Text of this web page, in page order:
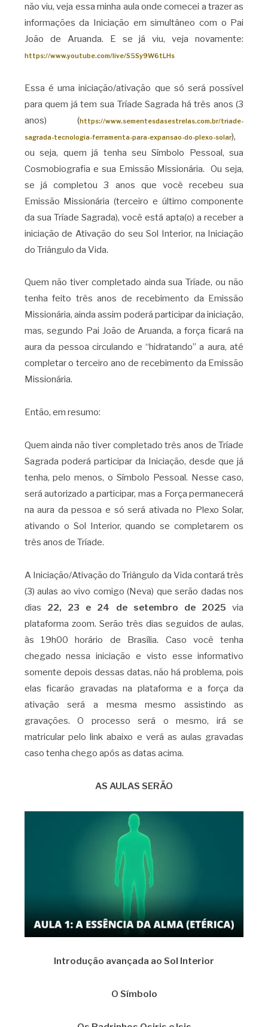
não viu, veja essa minha aula onde comecei a trazer as
informações da Iniciação em simultâneo com o Pai
João de Aruanda. E se já viu, veja novamente:
https://www.youtube.com/live/S5Sy9W6tLHs
Essa é uma iniciação/ativação que só será possível
para quem já tem sua Tríade Sagrada há três anos (3
anos) (https://www.sementesdasestrelas.com.br/triade-
sagrada-tecnologia-ferramenta-para-expansao-do-plexo-solar),
ou seja, quem já tenha seu Símbolo Pessoal, sua
Cosmobiografia e sua Emissão Missionária. Ou seja,
se já completou 3 anos que você recebeu sua
Emissão Missionária (terceiro e último componente
da sua Tríade Sagrada), você está apta(o) a receber a
iniciação de Ativação do seu Sol Interior, na Iniciação
do Triângulo da Vida.
Quem não tiver completado ainda sua Tríade, ou não
tenha feito três anos de recebimento da Emissão
Missionária, ainda assim poderá participar da iniciação,
mas, segundo Pai João de Aruanda, a força ficará na
aura da pessoa circulando e “hidratando” a aura, até
completar o terceiro ano de recebimento da Emissão
Missionária.
Então, em resumo:
Quem ainda não tiver completado três anos de Tríade
Sagrada poderá participar da Iniciação, desde que já
tenha, pelo menos, o Símbolo Pessoal. Nesse caso,
será autorizado a participar, mas a Força permanecerá
na aura da pessoa e só será ativada no Plexo Solar,
ativando o Sol Interior, quando se completarem os
três anos de Tríade.
A Iniciação/Ativação do Triângulo da Vida contará três
(3) aulas ao vivo comigo (Neva) que serão dadas nos
dias 22, 23 e 24 de setembro de 2025 via
plataforma zoom. Serão três dias seguidos de aulas,
às 19h00 horário de Brasília. Caso você tenha
chegado nessa iniciação e visto esse informativo
somente depois dessas datas, não há problema, pois
elas ficarão gravadas na plataforma e a força da
ativação será a mesma mesmo assistindo as
gravações. O processo será o mesmo, irá se
matricular pelo link abaixo e verá as aulas gravadas
caso tenha chego após as datas acima.
AS AULAS SERÃO
Introdução avançada ao Sol Interior
O Símbolo